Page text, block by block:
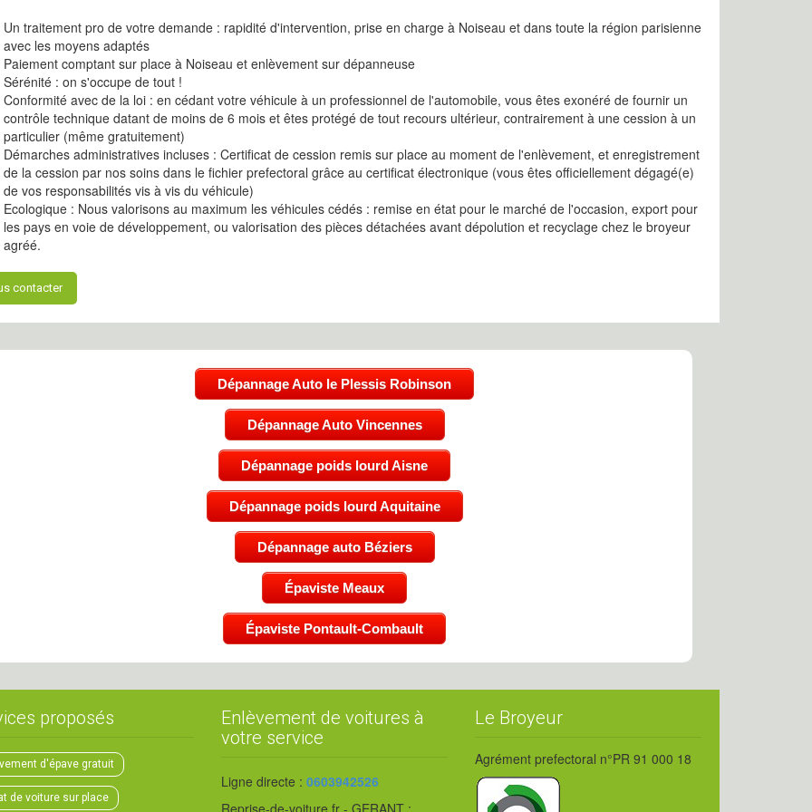
Un traitement pro de votre demande : rapidité d'intervention, prise en charge à Noiseau et dans toute la région parisienne
avec les moyens adaptés
Paiement comptant sur place à Noiseau et enlèvement sur dépanneuse
Sérénité : on s'occupe de tout !
Conformité avec de la loi : en cédant votre véhicule à un professionnel de l'automobile, vous êtes exonéré de fournir un
contrôle technique datant de moins de 6 mois et êtes protégé de tout recours ultérieur, contrairement à une cession à un
particulier (même gratuitement)
Démarches administratives incluses : Certificat de cession remis sur place au moment de l'enlèvement, et enregistrement
de la cession par nos soins dans le fichier prefectoral grâce au certificat électronique (vous êtes officiellement dégagé(e)
de vos responsabilités vis à vis du véhicule)
Ecologique : Nous valorisons au maximum les véhicules cédés : remise en état pour le marché de l'occasion, export pour
les pays en voie de développement, ou valorisation des pièces détachées avant dépolution et recyclage chez le broyeur
agréé.
contacter
Dépannage Auto le Plessis Robinson
Dépannage Auto Vincennes
Dépannage poids lourd Aisne
Dépannage poids lourd Aquitaine
Dépannage auto Béziers
Épaviste Meaux
Épaviste Pontault-Combault
proposés
d'épave gratuit
de voiture sur place
Enlèvement de voitures à
votre service
Ligne directe : 0603942526
Reprise-de-voiture.fr - GERANT :
Le Broyeur
Agrément prefectoral n°PR 91 000 18